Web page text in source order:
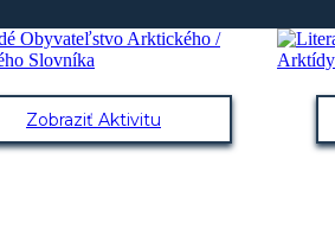
Zobraziť Aktivitu